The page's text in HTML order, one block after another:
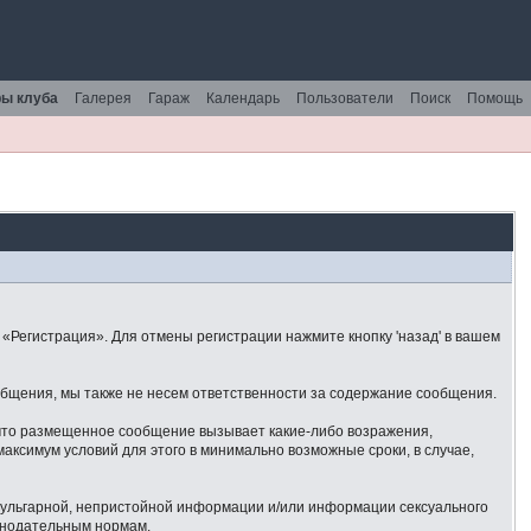
Помощь
Поиск
Пользователи
Календарь
Гараж
Галерея
клуба
Для отмены регистрации нажмите кнопку 'назад' в вашем
мы также не несем ответственности за содержание сообщения.
размещенное сообщение вызывает какие-либо возражения,
условий для этого в минимально возможные сроки, в случае,
непристойной информации и/или информации сексуального
нормам.